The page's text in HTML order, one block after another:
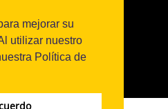
mejorar su
utilizar nuestro
Política de
|